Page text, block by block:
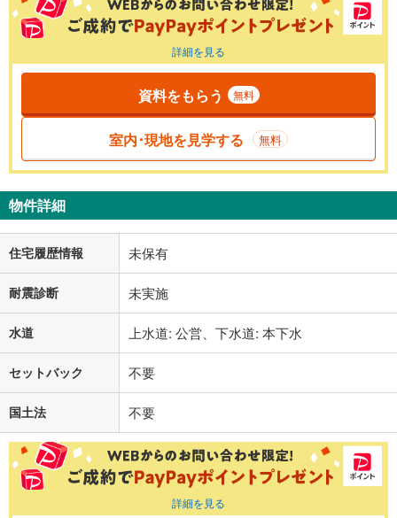
詳細を見る
資料をもらう 無料
室内･現地を見学する 無料
物件詳細
住宅履歴情報 未保有
耐震診断 未実施
水道 上水道: 公営、下水道: 本下水
セットバック 不要
国土法 不要
詳細を見る